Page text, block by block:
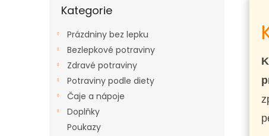
kategorie
Kategorie
Prázdniny bez lepku
Bezlepkové potraviny
Zdravé potraviny
Potraviny podle diety
Čaje a nápoje
Doplňky
Poukazy